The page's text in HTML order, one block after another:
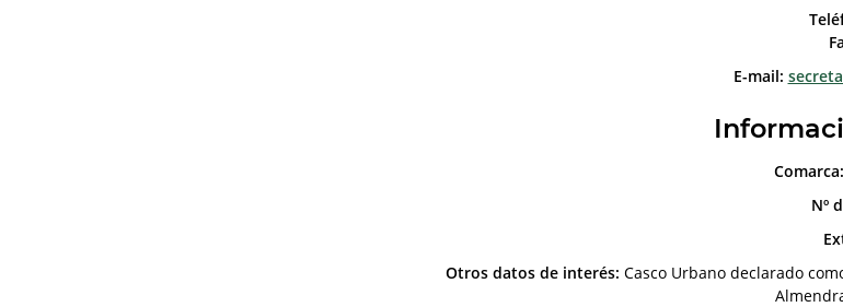
E-mail:
Comarca:
Nº
Otros datos de interés: Casco Urbano declarado